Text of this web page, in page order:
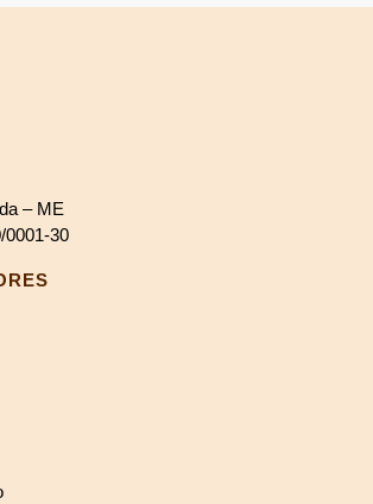
– ME
0001-30